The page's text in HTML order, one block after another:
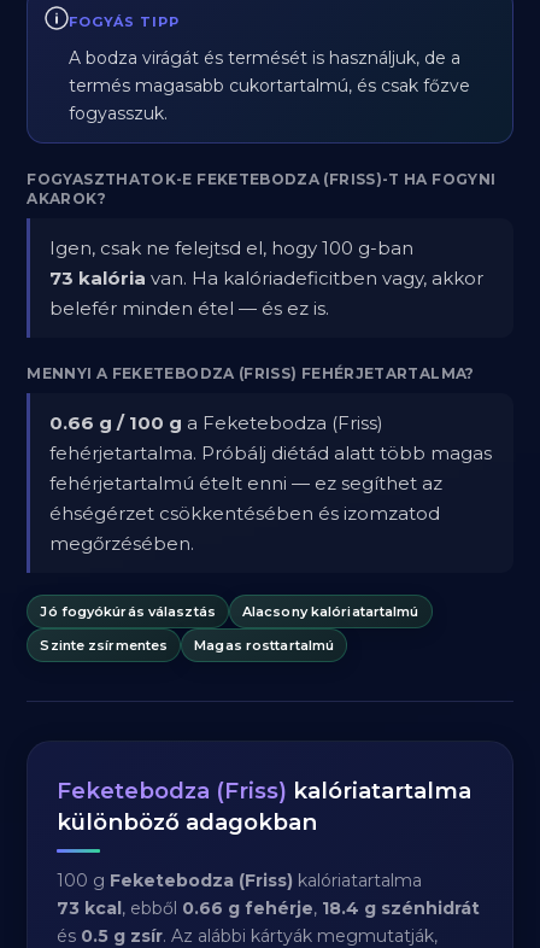
FOGYÁS TIPP
A bodza virágát és termését is használjuk, de a
termés magasabb cukortartalmú, és csak főzve
fogyasszuk.
FOGYASZTHATOK-E FEKETEBODZA (FRISS)-T HA FOGYNI
AKAROK?
Igen, csak ne felejtsd el, hogy 100 g-ban
73 kalória van. Ha kalóriadeficitben vagy, akkor
belefér minden étel — és ez is.
MENNYI A FEKETEBODZA (FRISS) FEHÉRJETARTALMA?
0.66 g / 100 g a Feketebodza (Friss)
fehérjetartalma. Próbálj diétád alatt több magas
fehérjetartalmú ételt enni — ez segíthet az
éhségérzet csökkentésében és izomzatod
megőrzésében.
Jó fogyókúrás választás
Alacsony kalóriatartalmú
Szinte zsírmentes
Magas rosttartalmú
Feketebodza (Friss) kalóriatartalma
különböző adagokban
100 g Feketebodza (Friss) kalóriatartalma
73 kcal, ebből 0.66 g fehérje, 18.4 g szénhidrát
és 0.5 g zsír. Az alábbi kártyák megmutatják,